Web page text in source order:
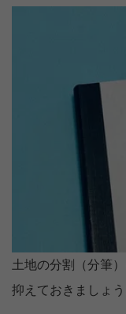
土地の分割（分筆
抑えておきましょう